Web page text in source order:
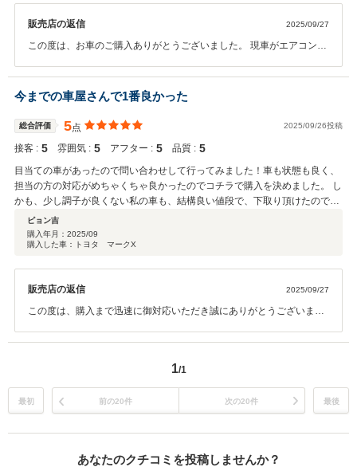
販売店の返信 2025/09/27
この度は、お車のご購入ありがとうございました。 現車がエアコン不
です。下取りも追加で当店にお任せいただきありがとうございまし
た。 また機会がございましたら宜しくお願いいたします。
今までの車屋さんで1番良かった
総合評価 5点 2025/09/26投稿
接客 : 5 雰囲気 : 5 アフター : 5 品質 : 5
目当ての車があったので問い合わせして行ってみました！車も状態も良く、
担当の方の対応がめちゃくちゃ良かったのでコチラで購入を決めました。 し
かも、少し調子が良くない私の車も、結構良い値段で、下取り頂けたので非
常に助かりました。 知り合いも車の買い替えを検討してると言ってましたの
で、ご紹介させて頂きます。その際はよろしくお願い致します。
ピョン吉
購入年月： 2025/09
購入した車：トヨタ マークX
販売店の返信 2025/09/27
この度は、購入まで迅速に御対応いただき誠にありがとうございまし
車が有りましたら是非ご来店頂けますようお勧めください。 スタッフ
でも可能ですので是非ご来店頂けます様お待ちいたしております。
1/1
最初 前の20件 次の20件 最後
あなたのクチコミを投稿しませんか？